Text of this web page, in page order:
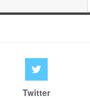
Twitter